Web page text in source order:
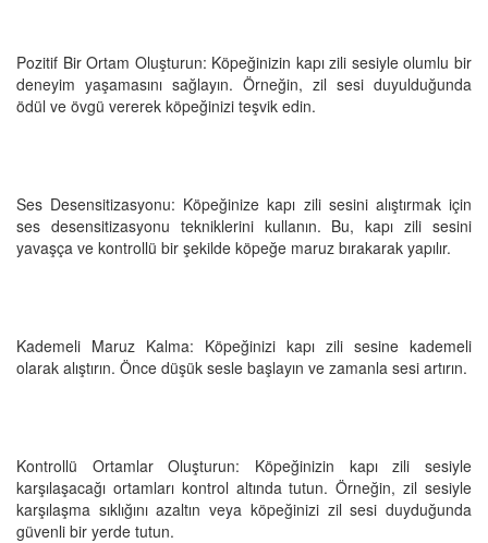
Pozitif Bir Ortam Oluşturun: Köpeğinizin kapı zili sesiyle olumlu bir
deneyim yaşamasını sağlayın. Örneğin, zil sesi duyulduğunda
ödül ve övgü vererek köpeğinizi teşvik edin.
Ses Desensitizasyonu: Köpeğinize kapı zili sesini alıştırmak için
ses desensitizasyonu tekniklerini kullanın. Bu, kapı zili sesini
yavaşça ve kontrollü bir şekilde köpeğe maruz bırakarak yapılır.
Kademeli Maruz Kalma: Köpeğinizi kapı zili sesine kademeli
olarak alıştırın. Önce düşük sesle başlayın ve zamanla sesi artırın.
Kontrollü Ortamlar Oluşturun: Köpeğinizin kapı zili sesiyle
karşılaşacağı ortamları kontrol altında tutun. Örneğin, zil sesiyle
karşılaşma sıklığını azaltın veya köpeğinizi zil sesi duyduğunda
güvenli bir yerde tutun.